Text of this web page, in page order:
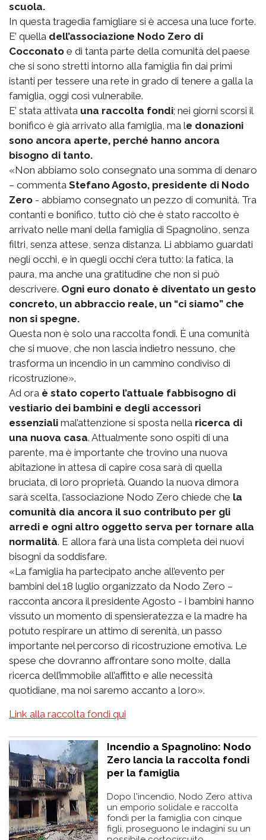
scuola.
In questa tragedia famigliare si è accesa una luce forte.
E’ quella dell’associazione Nodo Zero di
Cocconato e di tanta parte della comunità del paese
che si sono stretti intorno alla famiglia fin dai primi
istanti per tessere una rete in grado di tenere a galla la
famiglia, oggi così vulnerabile.
E’ stata attivata una raccolta fondi; nei giorni scorsi il
bonifico è già arrivato alla famiglia, ma le donazioni
sono ancora aperte, perché hanno ancora
bisogno di tanto.
«Non abbiamo solo consegnato una somma di denaro
– commenta Stefano Agosto, presidente di Nodo
Zero - abbiamo consegnato un pezzo di comunità. Tra
contanti e bonifico, tutto ciò che è stato raccolto è
arrivato nelle mani della famiglia di Spagnolino, senza
filtri, senza attese, senza distanza. Li abbiamo guardati
negli occhi, e in quegli occhi c’era tutto: la fatica, la
paura, ma anche una gratitudine che non si può
descrivere. Ogni euro donato è diventato un gesto
concreto, un abbraccio reale, un “ci siamo” che
non si spegne.
Questa non è solo una raccolta fondi. È una comunità
che si muove, che non lascia indietro nessuno, che
trasforma un incendio in un cammino condiviso di
ricostruzione».
Ad ora è stato coperto l’attuale fabbisogno di
vestiario dei bambini e degli accessori
essenziali mal’attenzione si sposta nella ricerca di
una nuova casa. Attualmente sono ospiti di una
parente, ma è importante che trovino una nuova
abitazione in attesa di capire cosa sarà di quella
bruciata, di loro proprietà. Quando la nuova dimora
sarà scelta, l’associazione Nodo Zero chiede che la
comunità dia ancora il suo contributo per gli
arredi e ogni altro oggetto serva per tornare alla
normalità. E allora farà una lista completa dei nuovi
bisogni da soddisfare.
«La famiglia ha partecipato anche all’evento per
bambini del 18 luglio organizzato da Nodo Zero –
racconta ancora il presidente Agosto - i bambini hanno
vissuto un momento di spensieratezza e la madre ha
potuto respirare un attimo di serenità, un passo
importante nel percorso di ricostruzione emotiva. Le
spese che dovranno affrontare sono molte, dalla
ricerca dell’immobile all’affitto e alle necessità
quotidiane, ma noi saremo accanto a loro».
Link alla raccolta fondi qui
Incendio a Spagnolino: Nodo
Zero lancia la raccolta fondi
per la famiglia
Dopo l'incendio, Nodo Zero attiva
un emporio solidale e raccolta
fondi per la famiglia con cinque
figli, proseguono le indagini su un